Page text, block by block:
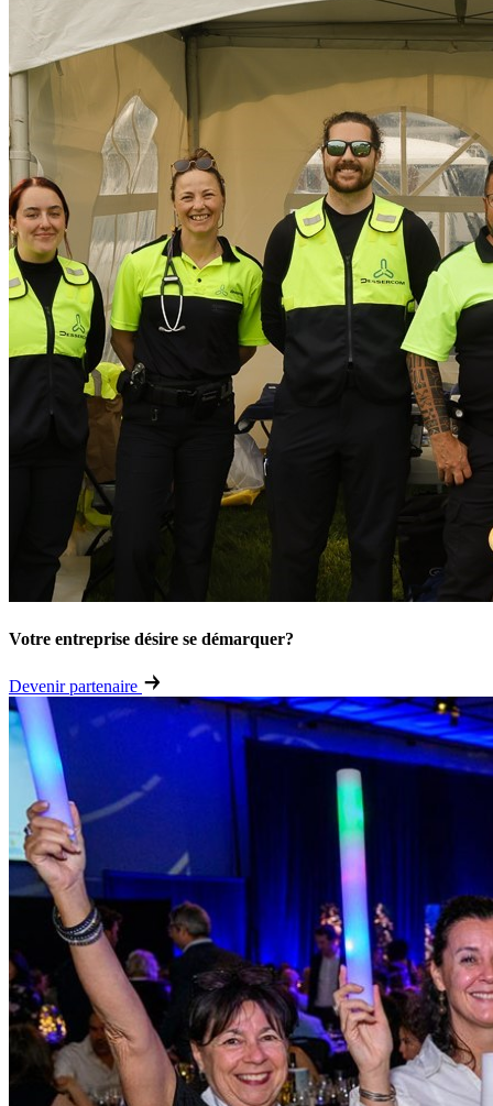
Votre entreprise désire se démarquer?
Devenir partenaire